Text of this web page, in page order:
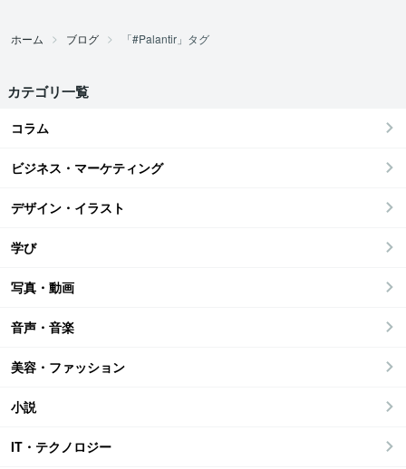
ホーム ブログ 「#Palantir」タグ
カテゴリ一覧
コラム
ビジネス・マーケティング
デザイン・イラスト
学び
写真・動画
音声・音楽
美容・ファッション
小説
IT・テクノロジー